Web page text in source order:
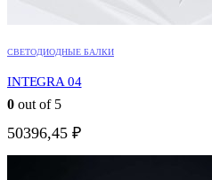
СВЕТОДИОДНЫЕ БАЛКИ
INTEGRA 04
0 out of 5
50396,45 ₽